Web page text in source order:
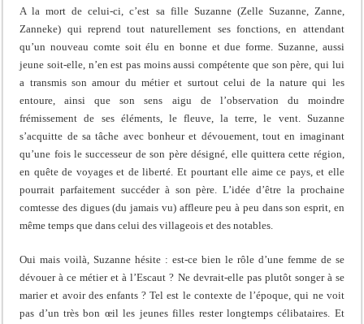
A la mort de celui-ci, c’est sa fille Suzanne (Zelle Suzanne, Zanne,
Zanneke) qui reprend tout naturellement ses fonctions, en attendant
qu’un nouveau comte soit élu en bonne et due forme. Suzanne, aussi
jeune soit-elle, n’en est pas moins aussi compétente que son père, qui lui
a transmis son amour du métier et surtout celui de la nature qui les
entoure, ainsi que son sens aigu de l’observation du moindre
frémissement de ses éléments, le fleuve, la terre, le vent. Suzanne
s’acquitte de sa tâche avec bonheur et dévouement, tout en imaginant
qu’une fois le successeur de son père désigné, elle quittera cette région,
en quête de voyages et de liberté. Et pourtant elle aime ce pays, et elle
pourrait parfaitement succéder à son père. L’idée d’être la prochaine
comtesse des digues (du jamais vu) affleure peu à peu dans son esprit, en
même temps que dans celui des villageois et des notables.
Oui mais voilà, Suzanne hésite : est-ce bien le rôle d’une femme de se
dévouer à ce métier et à l’Escaut ? Ne devrait-elle pas plutôt songer à se
marier et avoir des enfants ? Tel est le contexte de l’époque, qui ne voit
pas d’un très bon œil les jeunes filles rester longtemps célibataires. Et